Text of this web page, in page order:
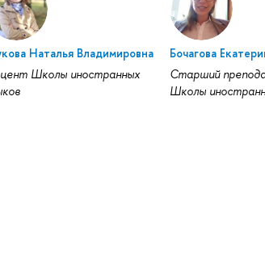
Наталья Владимировна
Школы иностранных
Бочагова
Старший
Школы